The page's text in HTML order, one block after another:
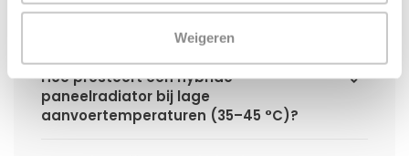
Weigeren
Waarom is een hybride paneelradiator
technisch geen convector?
Hoe presteert een hybride
paneelradiator bij lage
aanvoertemperaturen (35–45 °C)?